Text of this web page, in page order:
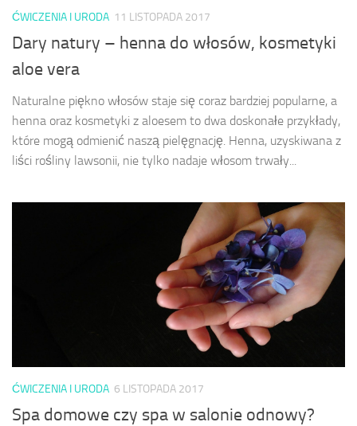
ĆWICZENIA I URODA 11 LISTOPADA 2017
Dary natury – henna do włosów, kosmetyki
aloe vera
Naturalne piękno włosów staje się coraz bardziej popularne, a
henna oraz kosmetyki z aloesem to dwa doskonałe przykłady,
które mogą odmienić naszą pielęgnację. Henna, uzyskiwana z
liści rośliny lawsonii, nie tylko nadaje włosom trwały...
ĆWICZENIA I URODA 6 LISTOPADA 2017
Spa domowe czy spa w salonie odnowy?